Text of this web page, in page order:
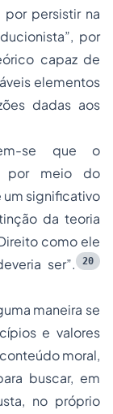
persistir na
por
capaz de
elementos
dadas aos
se que o
por meio do
um significativo
da teoria
como ele
ser”.
20
maneira se
e valores
moral,
buscar, em
no próprio